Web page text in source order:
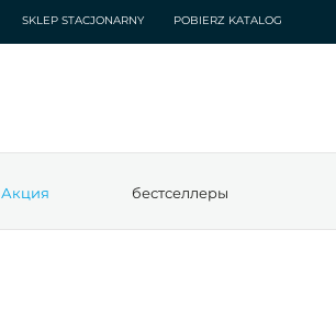
SKLEP STACJONARNY POBIERZ KATALOG
Акция бестселлеры